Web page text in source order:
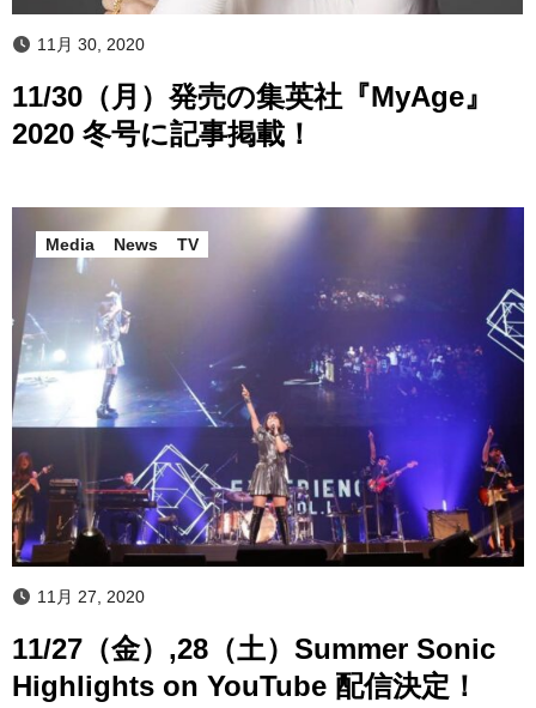
11月 30, 2020
11/30（月）発売の集英社『MyAge』
2020 冬号に記事掲載！
Media News TV
11月 27, 2020
11/27（金）,28（土）Summer Sonic
Highlights on YouTube 配信決定！